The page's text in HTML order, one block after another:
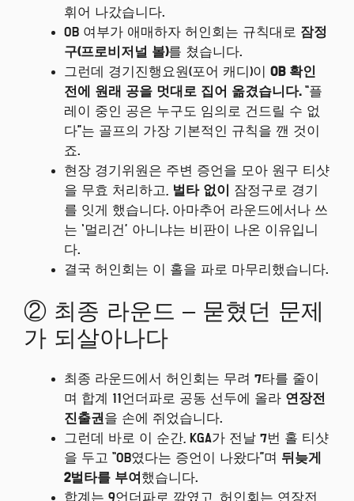
휘어 나갔습니다.
OB 여부가 애매하자 허인회는 규칙대로 잠정
구(프로비저널 볼)를 쳤습니다.
그런데 경기진행요원(포어 캐디)이 OB 확인
전에 원래 공을 멋대로 집어 옮겼습니다.“플
레이 중인 공은 누구도 임의로 건드릴 수 없
다”는 골프의 가장 기본적인 규칙을 깬 것이
죠.
현장 경기위원은 주변 증언을 모아 원구 티샷
을 무효 처리하고,
벌타 없이
잠정구로 경기
를 잇게 했습니다. 아마추어 라운드에서나 쓰
는 ‘멀리건’ 아니냐는 비판이 나온 이유입니
다.
결국 허인회는 이 홀을 파로 마무리했습니다.
② 최종 라운드 – 묻혔던 문제
가 되살아나다
최종 라운드에서 허인회는 무려 7타를 줄이
며 합계 11언더파로 공동 선두에 올라 연장전
진출권 을 손에 쥐었습니다.
그런데 바로 이 순간, KGA가 전날 7번 홀 티샷
을 두고 “OB였다는 증언이 나왔다”며 뒤늦게
2벌타를 부여 했습니다.
합계는 9언더파로 깎였고, 허인회는 연장전